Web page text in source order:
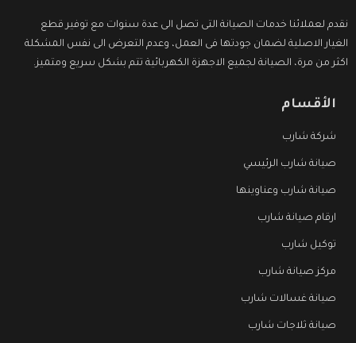
نقدم لعملائنا خدمات الصيانة التى تصل الى عدة سنوات مع توفير قطع
الغيار الاصلية لضمان جودتها فى العمل، وعدم التعرض الى نفس المشكلة
اكثر من مرة، الصيانة لجميع الاجهزة الكهربائية تتم بشكل سريع ومتميز.
الأقسام
شركة شارب
صيانة شارب الرئيسي
صيانة شارب وعناوينها
ارقام صيانة شارب
توكيل شارب
مركز صيانة شارب
صيانة غسالات شارب
صيانة ثلاجات شارب